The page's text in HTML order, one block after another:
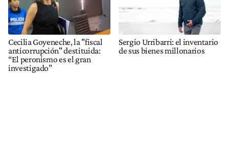
Cecilia Goyeneche, la "fiscal
anticorrupción" destituida:
“El peronismo es el gran
investigado”
Sergio Urribarri: el inventario
de sus bienes millonarios